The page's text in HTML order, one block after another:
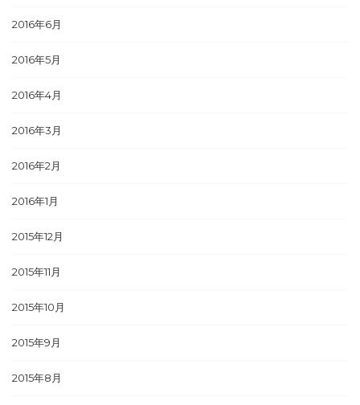
2016年6月
2016年5月
2016年4月
2016年3月
2016年2月
2016年1月
2015年12月
2015年11月
2015年10月
2015年9月
2015年8月